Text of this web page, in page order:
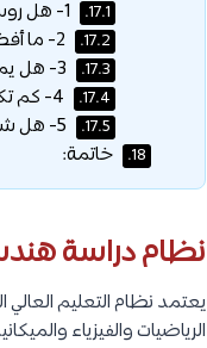
17.1.
17.2.
17.3.
17.4.
17.5.
18. خاتمة:
نظام دراسة
يعتمد نظام التعليم
الرياضيات والفيزياء